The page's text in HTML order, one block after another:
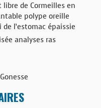
libre de Cormeilles en
polype oreille
l’estomac épaissie
analyses ras